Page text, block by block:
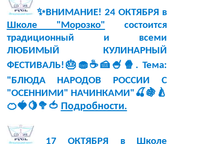
✨ВНИМАНИЕ! 24 ОКТЯБРЯ в
Школе "Морозко" состоится
традиционный и всеми
ЛЮБИМЫЙ КУЛИНАРНЫЙ
ФЕСТИВАЛЬ!🎂🧁☕🍰🍧🍿. Тема:
"БЛЮДА НАРОДОВ РОССИИ С
"ОСЕННИМИ" НАЧИНКАМИ"🍒🍇🍐
🍊🍓🍋🥦🍅 Подробности.
17 ОКТЯБРЯ в Школе